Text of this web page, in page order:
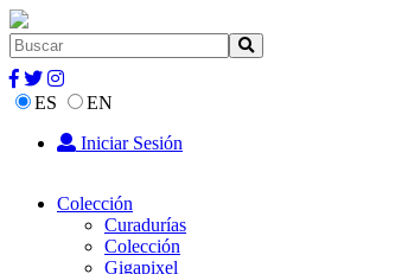
ES
EN
Iniciar Sesión
Colección
Curadurías
Colección
Gigapixel